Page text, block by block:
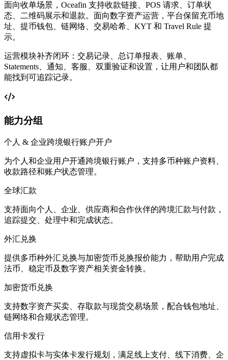
面向收单场景，Oceafin 支持收款链接、POS 请求、订单状
态、二维码展示和退款。面向数字资产运营，平台保留充币地
址、提币钱包、链网络、交易哈希、KYT 和 Travel Rule 提
示。
运营模块补齐闭环：交易记录、总订单报表、账单、
Statements、通知、客服、双重验证和设置，让用户和团队都
能找到可追踪记录。
能力分组
个人 & 企业跨境银行账户开户
为个人和企业用户开通跨境银行账户，支持多币种账户资料、
收款路径和账户状态管理。
全球汇款
支持面向个人、企业、供应商和合作伙伴的跨境汇款与付款，
追踪提交、处理中和完成状态。
外汇兑换
提供多币种外汇兑换与加密货币兑换报价能力，帮助用户完成
法币、稳定币及数字资产相关资金转换。
加密货币兑换
支持数字资产买卖、存取款与现货交易场景，配合钱包地址、
链网络和合规状态管理。
信用卡发行
支持虚拟卡与实体卡发行规划，满足线上支付、线下消费、企